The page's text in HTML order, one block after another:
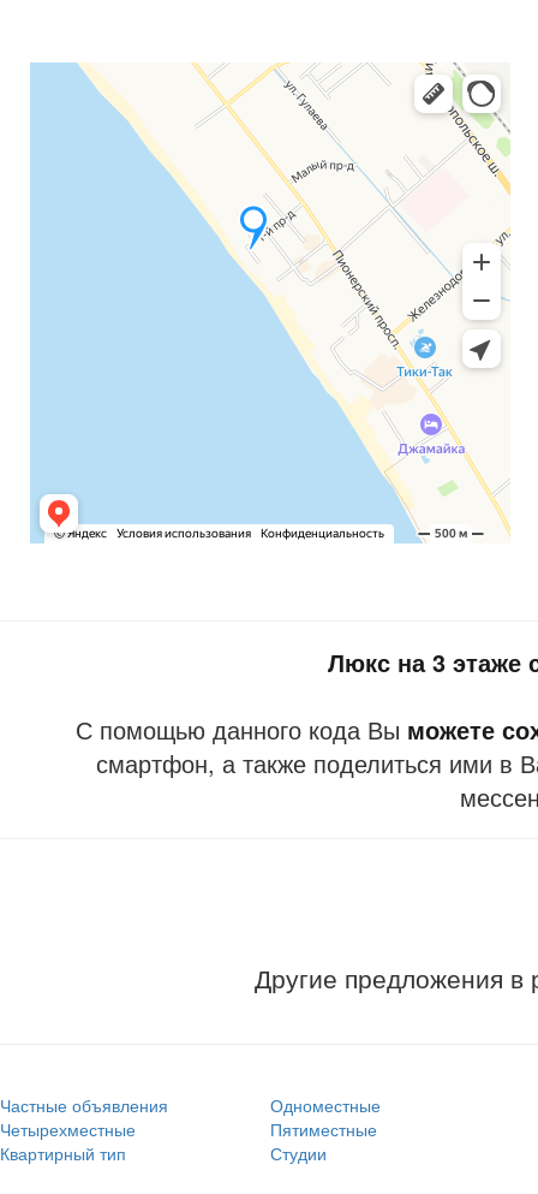
Люкс на 3 этаже
С помощью данного кода Вы можете
смартфон, а также поделиться ими в
Другие предложения
Частные объявления
Одноместные
Четырехместные
Пятиместные
Квартирный тип
Студии